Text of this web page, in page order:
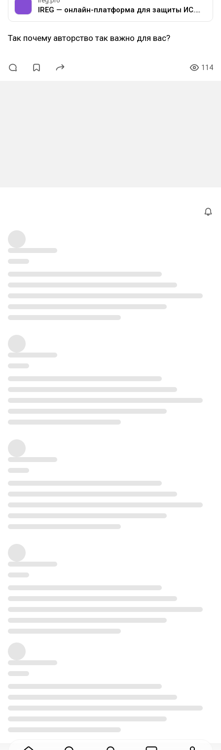
IREG — онлайн-платформа для защиты ИС. Основной сайт
Так почему авторство так важно для вас?
114